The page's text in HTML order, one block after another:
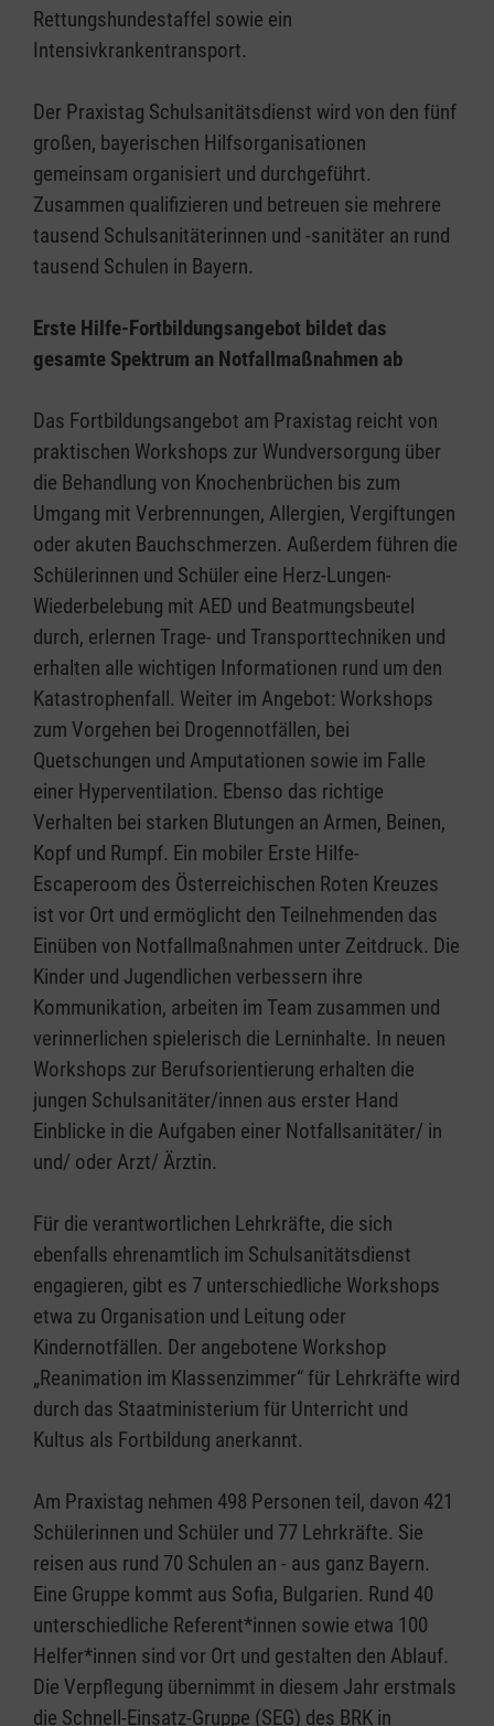
Rettungshundestaffel sowie ein
Intensivkrankentransport.
Der Praxistag Schulsanitätsdienst wird von den fünf
großen, bayerischen Hilfsorganisationen
gemeinsam organisiert und durchgeführt.
Zusammen qualifizieren und betreuen sie mehrere
tausend Schulsanitäterinnen und -sanitäter an rund
tausend Schulen in Bayern.
Erste Hilfe-Fortbildungsangebot bildet das
gesamte Spektrum an Notfallmaßnahmen ab
Das Fortbildungsangebot am Praxistag reicht von
praktischen Workshops zur Wundversorgung über
die Behandlung von Knochenbrüchen bis zum
Umgang mit Verbrennungen, Allergien, Vergiftungen
oder akuten Bauchschmerzen. Außerdem führen die
Schülerinnen und Schüler eine Herz-Lungen-
Wiederbelebung mit AED und Beatmungsbeutel
durch, erlernen Trage- und Transporttechniken und
erhalten alle wichtigen Informationen rund um den
Katastrophenfall. Weiter im Angebot: Workshops
zum Vorgehen bei Drogennotfällen, bei
Quetschungen und Amputationen sowie im Falle
einer Hyperventilation. Ebenso das richtige
Verhalten bei starken Blutungen an Armen, Beinen,
Kopf und Rumpf. Ein mobiler Erste Hilfe-
Escaperoom des Österreichischen Roten Kreuzes
ist vor Ort und ermöglicht den Teilnehmenden das
Einüben von Notfallmaßnahmen unter Zeitdruck. Die
Kinder und Jugendlichen verbessern ihre
Kommunikation, arbeiten im Team zusammen und
verinnerlichen spielerisch die Lerninhalte. In neuen
Workshops zur Berufsorientierung erhalten die
jungen Schulsanitäter/innen aus erster Hand
Einblicke in die Aufgaben einer Notfallsanitäter/ in
und/ oder Arzt/ Ärztin.
Für die verantwortlichen Lehrkräfte, die sich
ebenfalls ehrenamtlich im Schulsanitätsdienst
engagieren, gibt es 7 unterschiedliche Workshops
etwa zu Organisation und Leitung oder
Kindernotfällen. Der angebotene Workshop
„Reanimation im Klassenzimmer“ für Lehrkräfte wird
durch das Staatministerium für Unterricht und
Kultus als Fortbildung anerkannt.
Am Praxistag nehmen 498 Personen teil, davon 421
Schülerinnen und Schüler und 77 Lehrkräfte. Sie
reisen aus rund 70 Schulen an - aus ganz Bayern.
Eine Gruppe kommt aus Sofia, Bulgarien. Rund 40
unterschiedliche Referent*innen sowie etwa 100
Helfer*innen sind vor Ort und gestalten den Ablauf.
Die Verpflegung übernimmt in diesem Jahr erstmals
die Schnell-Einsatz-Gruppe (SEG) des BRK in